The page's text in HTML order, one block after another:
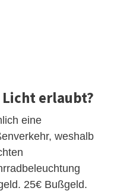
erlaubt?
eine
weshalb
25€ Bußgeld.